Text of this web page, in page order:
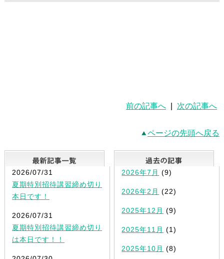
前の記事へ 次の記事へ
ページの先頭へ戻る
最新記事一覧
2026/07/31
夏期特別招待講習締め切り
本日です！
2026/07/31
夏期特別招待講習締め切り
は本日です！！
2026年7月 (9)
2026年2月 (22)
2025年12月 (9)
2025年11月 (1)
2025年10月 (8)